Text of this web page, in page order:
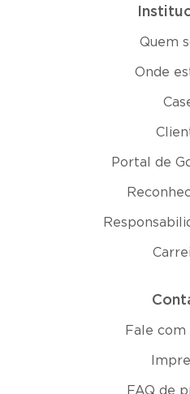
Quem
Onde
Portal de
Fale com
FAQ de